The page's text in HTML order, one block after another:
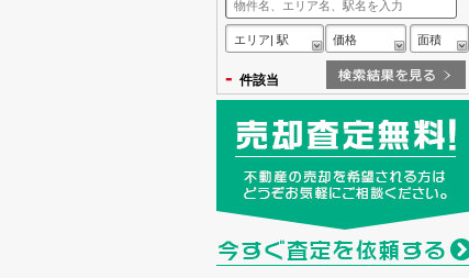
エリア| 駅 価格 面積
- 件該当